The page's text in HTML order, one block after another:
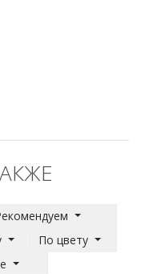
По цвету